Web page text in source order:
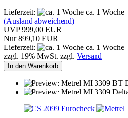
Lieferzeit:
ca. 1 Woche
(Ausland abweichend)
UVP 999,00 EUR
Nur 899,10 EUR
Lieferzeit:
ca. 1 Woche
zzgl. 19% MwSt. zzgl. Versand
In den Warenkorb